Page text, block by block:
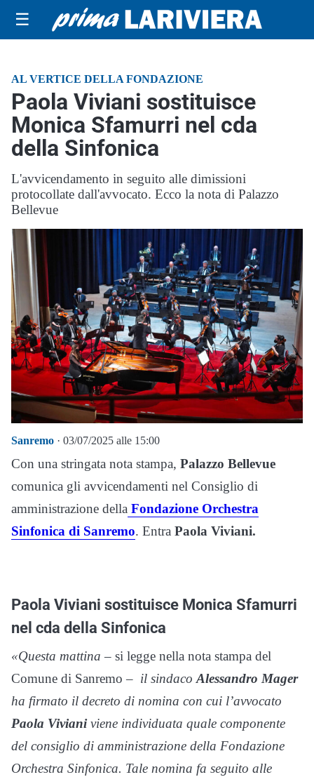
☰
AL VERTICE DELLA FONDAZIONE
Paola Viviani sostituisce
Monica Sfamurri nel cda
della Sinfonica
L'avvicendamento in seguito alle dimissioni
protocollate dall'avvocato. Ecco la nota di Palazzo
Bellevue
Sanremo · 03/07/2025 alle 15:00
Con una stringata nota stampa, Palazzo Bellevue
comunica gli avvicendamenti nel Consiglio di
amministrazione della Fondazione Orchestra
Sinfonica di Sanremo. Entra Paola Viviani.
Paola Viviani sostituisce Monica Sfamurri
nel cda della Sinfonica
«Questa mattina – si legge nella nota stampa del
Comune di Sanremo – il sindaco Alessandro Mager
ha firmato il decreto di nomina con cui l’avvocato
Paola Vivianiviene individuata quale componente
del consiglio di amministrazione della Fondazione
Orchestra Sinfonica. Tale nomina fa seguito alle